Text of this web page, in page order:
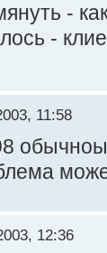
-
-
11:58
12:36